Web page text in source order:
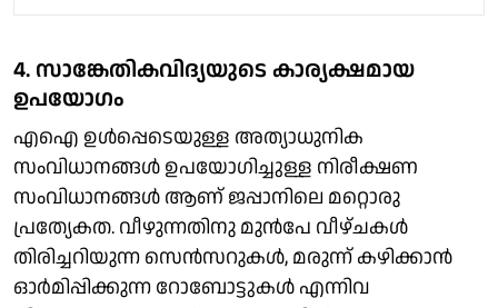
4. സാങ്കേതികവിദ്യയുടെ കാര്യക്ഷമായ
ഉപയോഗം
എഐ ഉള്‍പ്പെടെയുള്ള അത്യാധുനിക
സംവിധാനങ്ങള്‍ ഉപയോഗിച്ചുള്ള നിരീക്ഷണ
സംവിധാനങ്ങള്‍ ആണ് ജപ്പാനിലെ മറ്റൊരു
പ്രത്യേകത. വീഴുന്നതിനു മുന്‍പേ വീഴ്ചകള്‍
തിരിച്ചറിയുന്ന സെന്‍സറുകള്‍, മരുന്ന് കഴിക്കാന്‍
ഓര്‍മിപ്പിക്കുന്ന റോബോട്ടുകള്‍ എന്നിവ